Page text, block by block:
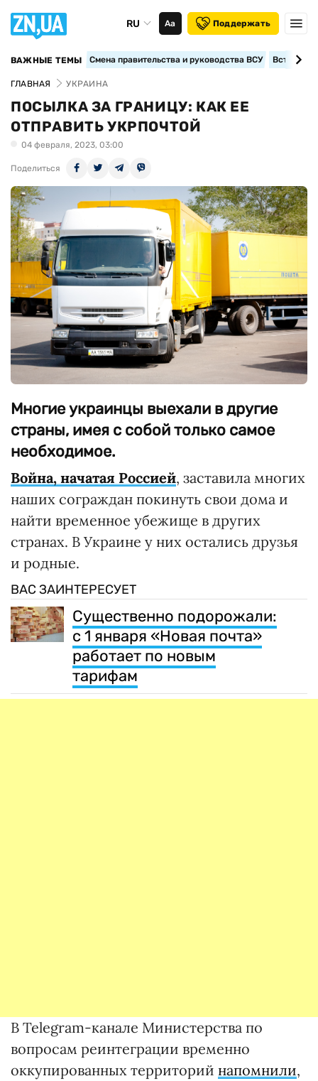
RU Аа Поддержать
ВАЖНЫЕ ТЕМЫ Смена правительства и руководства ВСУ
ГЛАВНАЯ УКРАИНА
ПОСЫЛКА ЗА ГРАНИЦУ: КАК ЕЕ
ОТПРАВИТЬ УКРПОЧТОЙ
04 февраля, 2023, 03:00
Поделиться
Многие украинцы выехали в другие
страны, имея с собой только самое
необходимое.
Война, начатая Россией, заставила многих
наших сограждан покинуть свои дома и
найти временное убежище в других
странах. В Украине у них остались друзья
и родные.
ВАС ЗАИНТЕРЕСУЕТ
Существенно подорожали:
с 1 января «Новая почта»
работает по новым
тарифам
В Telegram-канале Министерства по
вопросам реинтеграции временно
оккупированных территорий напомнили,